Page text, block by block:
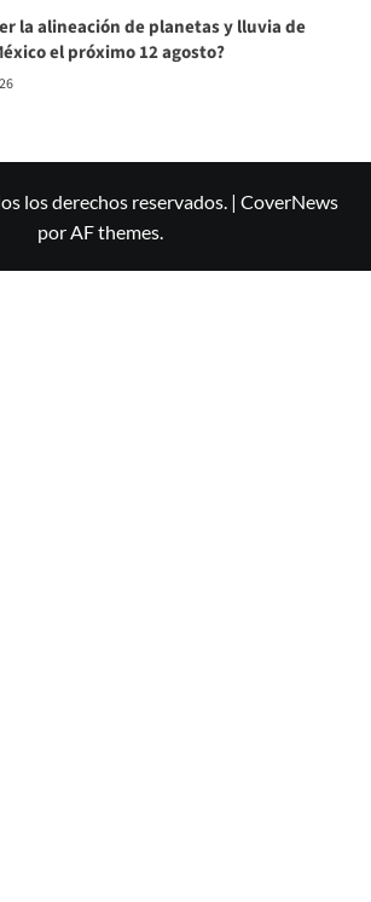
la alineación de planetas y lluvia de
el próximo 12 agosto?
los derechos reservados. | CoverNews
por AF themes.